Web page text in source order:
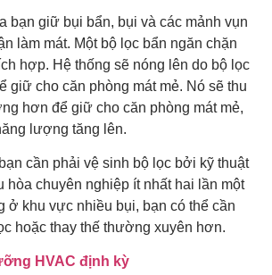
bạn giữ bụi bẩn, bụi và các mảnh vụn
làm mát. Một bộ lọc bẩn ngăn chặn
hợp. Hệ thống sẽ nóng lên do bộ lọc
giữ cho căn phòng mát mẻ. Nó sẽ thu
hơn để giữ cho căn phòng mát mẻ,
lượng tăng lên.
cần phải vệ sinh bộ lọc bởi kỹ thuật
hòa chuyên nghiệp ít nhất hai lần một
ở khu vực nhiều bụi, bạn có thể cần
hoặc thay thế thường xuyên hơn.
HVAC định kỳ